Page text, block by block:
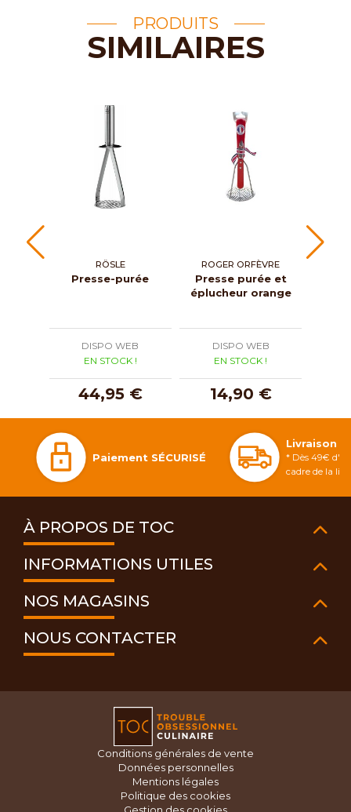
PRODUITS
SIMILAIRES
RÖSLE
Presse-purée
DISPO WEB
EN STOCK !
44,95 €
ROGER ORFÈVRE
Presse purée et
éplucheur orange
DISPO WEB
EN STOCK !
14,90 €
Paiement SÉCURISÉ
Livraison
* Dès 49€
cadre de la
À PROPOS DE TOC
INFORMATIONS UTILES
NOS MAGASINS
NOUS CONTACTER
Conditions générales de vente
Données personnelles
Mentions légales
Politique des cookies